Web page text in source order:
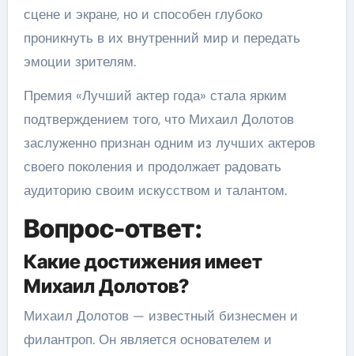
сцене и экране, но и способен глубоко
проникнуть в их внутренний мир и передать
эмоции зрителям.
Премия «Лучший актер года» стала ярким
подтверждением того, что Михаил Долотов
заслуженно признан одним из лучших актеров
своего поколения и продолжает радовать
аудиторию своим искусством и талантом.
Вопрос-ответ:
Какие достижения имеет
Михаил Долотов?
Михаил Долотов — известный бизнесмен и
филантроп. Он является основателем и